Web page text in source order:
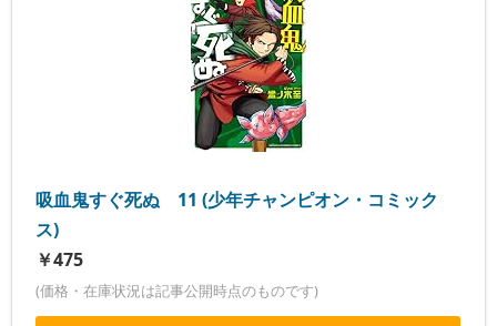
吸血鬼すぐ死ぬ 11 (少年チャンピオン・コミック
ス)
￥475
(価格・在庫状況は記事公開時点のものです)